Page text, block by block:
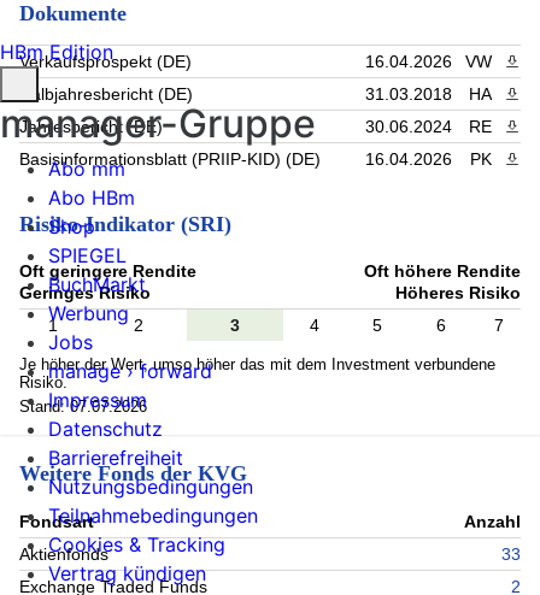
Dokumente
Verkaufsprospekt (DE) 16.04.2026 VW
Halbjahresbericht (DE)
31.03.2018 HA
Jahresbericht (DE)
30.06.2024 RE
Basisinformationsblatt (PRIIP-KID) (DE)
16.04.2026 PK
Risiko-Indikator (SRI)
Oft geringere Rendite
Geringes Risiko
Oft höhere Rendite
Höheres Risiko
1
2 3 4 5 6 7
Je höher der Wert, umso höher das mit dem Investment verbundene
Risiko.
Stand: 07.07.2026
Weitere Fonds der KVG
Fondsart
Anzahl
Aktienfonds
33
Exchange Traded Funds
2
HBm Edition
manager-Gruppe
Abo mm
Abo HBm
Shop
SPIEGEL
BuchMarkt
Werbung
Jobs
manage › forward
Impressum
Datenschutz
Barrierefreiheit
Nutzungsbedingungen
Teilnahmebedingungen
Cookies & Tracking
Vertrag kündigen